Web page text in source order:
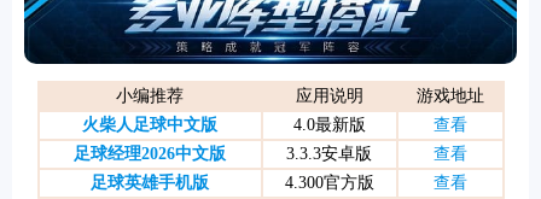
小编推荐 应用说明
游戏地址
火柴人足球中文版
4.0最新版
查看
足球经理2026中文版
3.3.3安卓版
查看
足球英雄手机版
4.300官方版 查看